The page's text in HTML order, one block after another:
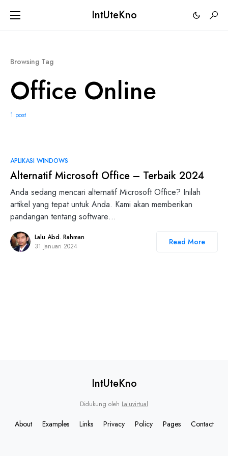
IntUteKno
Browsing Tag
Office Online
1 post
APLIKASI WINDOWS
Alternatif Microsoft Office – Terbaik 2024
Anda sedang mencari alternatif Microsoft Office? Inilah
artikel yang tepat untuk Anda. Kami akan memberikan
pandangan tentang software…
Lalu Abd. Rahman
31 Januari 2024
Read More
IntUteKno
Didukung oleh Laluvirtual
About Examples Links Privacy Policy Pages Contact